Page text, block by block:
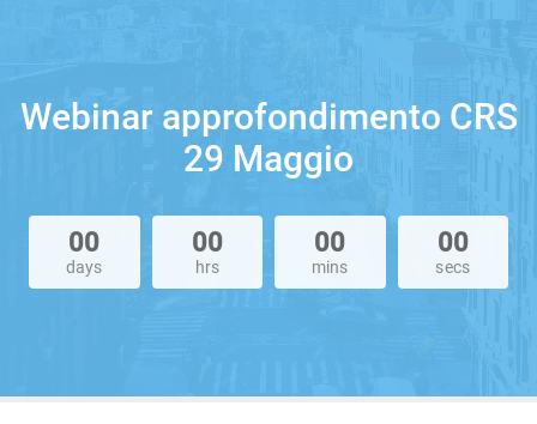
Webinar approfondimento CRS
29 Maggio
00
days
00
hrs
00
mins
00
secs